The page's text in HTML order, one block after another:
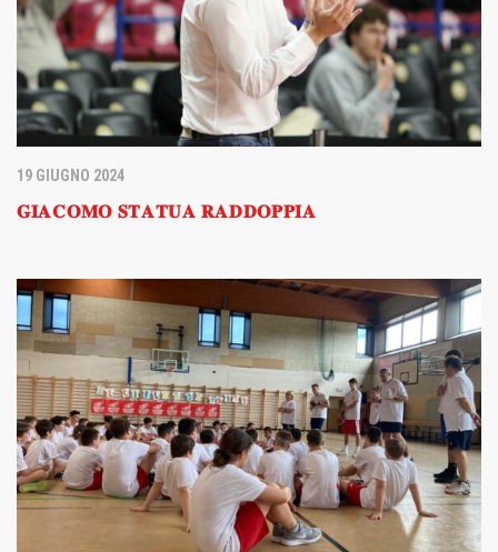
19 GIUGNO 2024
𝐆𝐈𝐀𝐂𝐎𝐌𝐎 𝐒𝐓𝐀𝐓𝐔𝐀 𝐑𝐀𝐃𝐃𝐎𝐏𝐏𝐈𝐀